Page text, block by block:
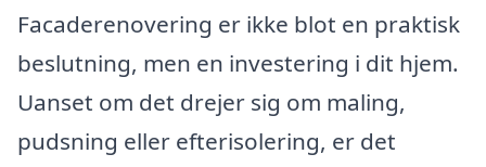
Facaderenovering er ikke blot en praktisk
beslutning, men en investering i dit hjem.
Uanset om det drejer sig om maling,
pudsning eller efterisolering, er det